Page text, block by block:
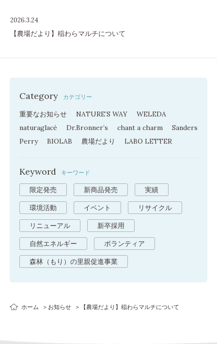
2026.3.24
【農場だより】稲わらマルチについて
Category カテゴリー
重要なお知らせ NATURE’S WAY
WELEDA
naturaglacé
Dr.Bronner’s chant a charm
Sanders
Perry
BIOLAB 農場だより LABO LETTER
Keyword キーワード
限定発売 新商品発売 実績
環境活動 イベント リサイクル
リニューアル 新卒採用
自然エネルギー ボランティア
森林（もり）の里親促進事業
ホーム お知らせ 【農場だより】稲わらマルチについて